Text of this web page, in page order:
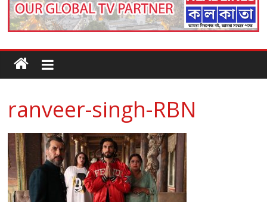
ranveer-singh-RBN